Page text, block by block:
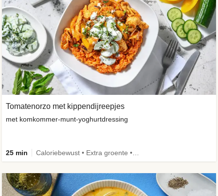
Tomatenorzo met kippendijreepjes
met komkommer-munt-yoghurtdressing
25 min